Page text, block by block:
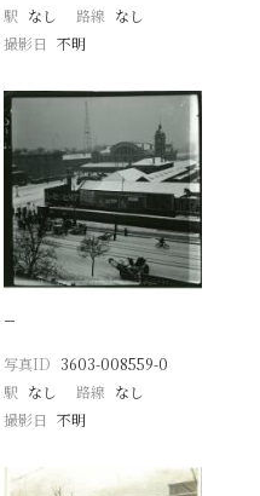
駅 なし 路線 なし
撮影日 不明
−
写真ID 3603-008559-0
駅 なし 路線 なし
撮影日 不明